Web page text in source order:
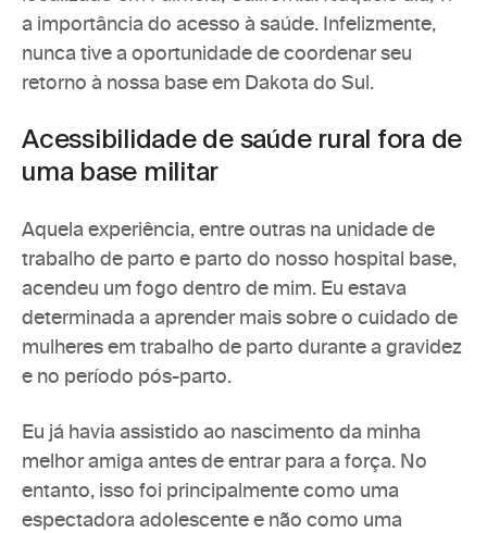
a importância do acesso à saúde. Infelizmente,
nunca tive a oportunidade de coordenar seu
retorno à nossa base em Dakota do Sul.
Acessibilidade de saúde rural fora de
uma base militar
Aquela experiência, entre outras na unidade de
trabalho de parto e parto do nosso hospital base,
acendeu um fogo dentro de mim. Eu estava
determinada a aprender mais sobre o cuidado de
mulheres em trabalho de parto durante a gravidez
e no período pós-parto.
Eu já havia assistido ao nascimento da minha
melhor amiga antes de entrar para a força. No
entanto, isso foi principalmente como uma
espectadora adolescente e não como uma